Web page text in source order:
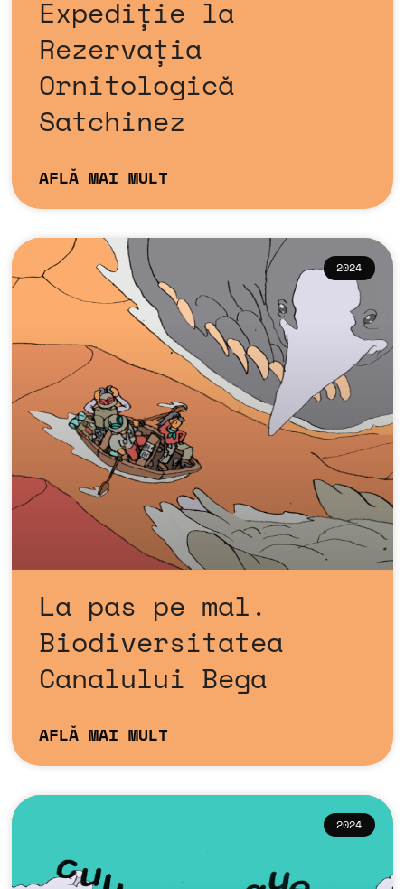
Expediție la
Rezervația
Ornitologică
Satchinez
AFLĂ MAI MULT
2024
La pas pe mal.
Biodiversitatea
Canalului Bega
AFLĂ MAI MULT
2024